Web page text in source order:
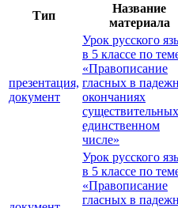
Тип
Название
материала
презентация,
документ
Урок русского
в 5 классе по
«Правописание
гласных в
окончаниях
единственном
числе»
Урок русского
в 5 классе по
«Правописание
гласных в